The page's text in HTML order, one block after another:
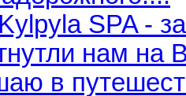
SPA -
нам на
в